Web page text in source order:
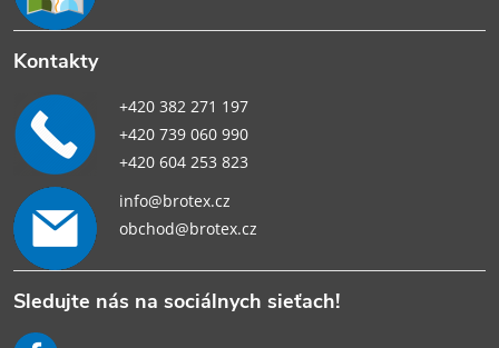
Kontakty
+420 382 271 197
+420 739 060 990
+420 604 253 823
info@brotex.cz
obchod@brotex.cz
Sledujte nás na sociálnych sieťach!